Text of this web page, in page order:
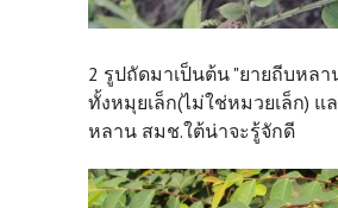
2 รูปถัดมาเป็นต้น "ยายถีบหลา
ทั้งหมุยเล็ก(ไม่ใช่หมวยเล็ก) แ
หลาน สมช.ใต้น่าจะรู้จักดี